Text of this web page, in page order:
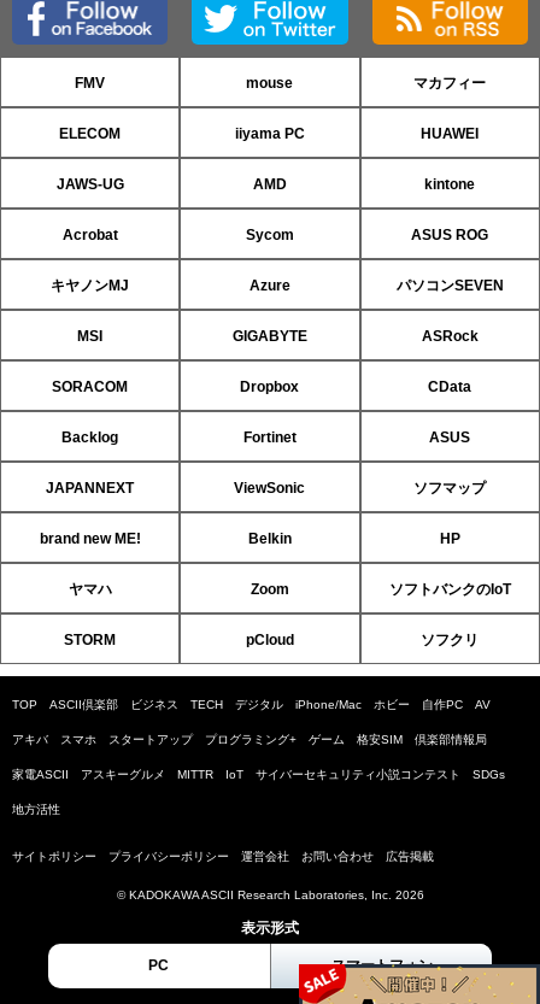
FMV mouse マカフィー
ELECOM iiyama PC HUAWEI
JAWS-UG AMD kintone
Acrobat Sycom ASUS ROG
キヤノンMJ Azure パソコンSEVEN
MSI GIGABYTE ASRock
SORACOM Dropbox CData
Backlog Fortinet ASUS
JAPANNEXT ViewSonic ソフマップ
brand new ME! Belkin HP
ヤマハ Zoom ソフトバンクのIoT
STORM pCloud ソフクリ
TOP ASCII倶楽部 ビジネス TECH デジタル iPhone/Mac ホビー 自作PC AV
アキバ スマホ スタートアップ プログラミング+ ゲーム 格安SIM 倶楽部情報局
家電ASCII アスキーグルメ MITTR IoT サイバーセキュリティ小説コンテスト SDGs
地方活性
サイトポリシー プライバシーポリシー 運営会社 お問い合わせ 広告掲載
© KADOKAWA ASCII Research Laboratories, Inc. 2026
表示形式
PC スマートフォン